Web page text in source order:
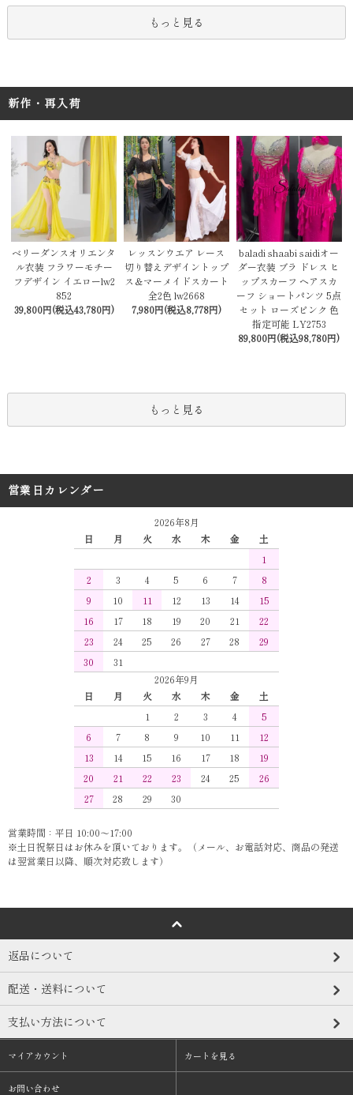
もっと見る
新作・再入荷
ベリーダンスオリエンタ
ル衣装 フラワーモチー
フデザイン イエローlw2
852
39,800円(税込43,780円)
レッスンウエア レース
切り替えデザイントップ
ス＆マーメイドスカート
全2色 lw2668
7,980円(税込8,778円)
baladi shaabi saidiオー
ダー衣装 ブラ ドレス ヒ
ップスカーフ ヘアスカ
ーフ ショートパンツ 5点
セット ローズピンク 色
指定可能 LY2753
89,800円(税込98,780円)
もっと見る
営業日カレンダー
2026年8月
日
月 火 水 木 金
土
1
2
3 4 5 6 7
8
9
10 11 12 13 14
15
16
17 18 19 20 21
22
23
24 25 26 27 28
29
30
31
2026年9月
日
月 火 水 木 金
土
1
2 3 4
5
6
7 8 9 10 11
12
13
14 15 16 17 18
19
20
21 22 23 24 25
26
27
28 29 30
営業時間：平日 10:00～17:00
※土日祝祭日はお休みを頂いております。（メール、お電話対応、商品の発送
は翌営業日以降、順次対応致します）
返品について
配送・送料について
支払い方法について
マイアカウント カートを見る
お問い合わせ